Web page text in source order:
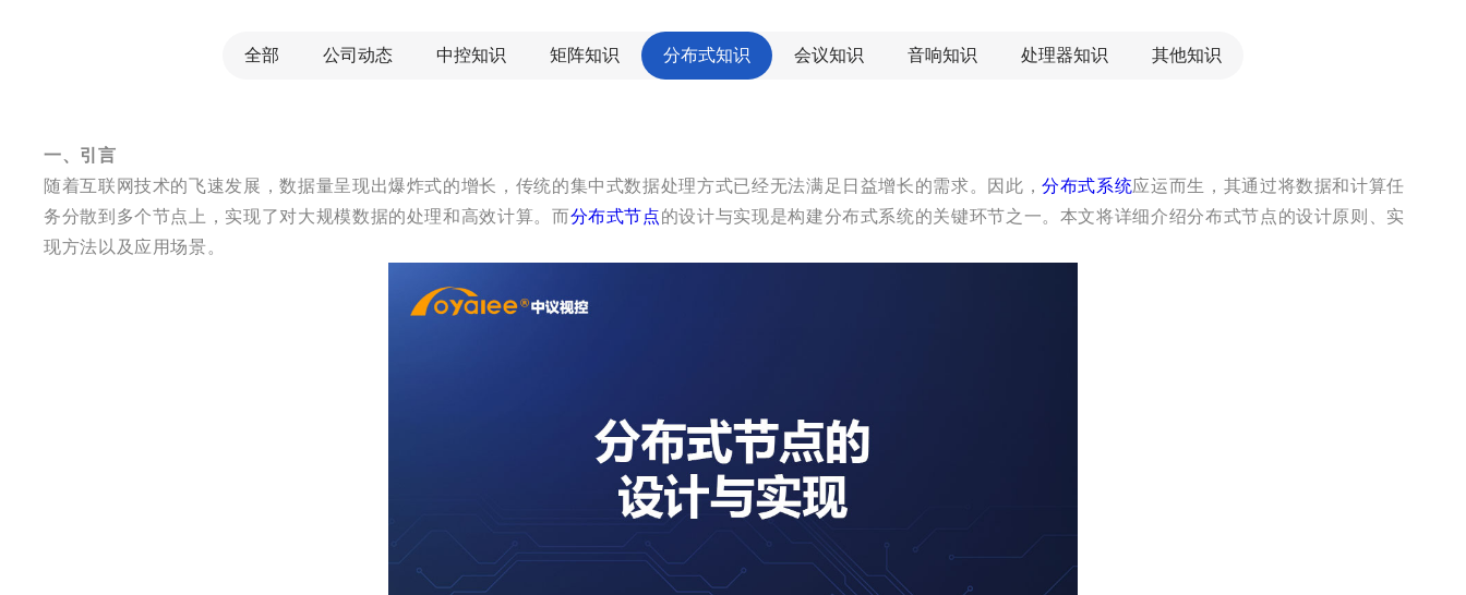
全部 公司动态 中控知识 矩阵知识 分布式知识 会议知识 音响知识 处理器知识 其他知识
一、引言
随着互联网技术的飞速发展，数据量呈现出爆炸式的增长，传统的集中式数据处理方式已经无法满足日益增长的需求。因此，分布式系统应运而生，其通过将数据和计算任
务分散到多个节点上，实现了对大规模数据的处理和高效计算。而分布式节点的设计与实现是构建分布式系统的关键环节之一。本文将详细介绍分布式节点的设计原则、实
现方法以及应用场景。